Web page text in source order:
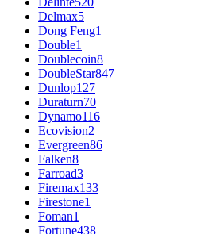
Delmax5
Dong Feng1
Double1
Doublecoin8
DoubleStar847
Dunlop127
Duraturn70
Dynamo116
Ecovision2
Evergreen86
Falken8
Farroad3
Firemax133
Firestone1
Foman1
Fortune438